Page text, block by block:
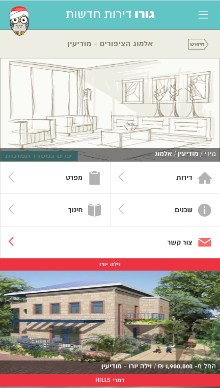
אלמוג הציפורים - מודיעין
מידי /מודיעין/אלמוג
דירות מפרט
שכנים חינוך
צור קשר
וילה יורו
החל מ-1,900,000
₪
/וילה יורו - מודיעין
דמרי HILLS